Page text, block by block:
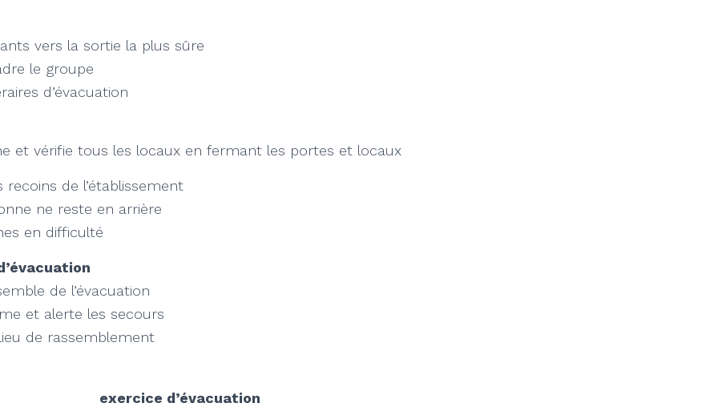
vers la sortie la plus sûre
le groupe
d’évacuation
et vérifie tous les locaux en fermant les portes et locaux
de l’établissement
ne reste en arrière
en difficulté
de l’évacuation
et alerte les secours
de rassemblement
exercice d’évacuation